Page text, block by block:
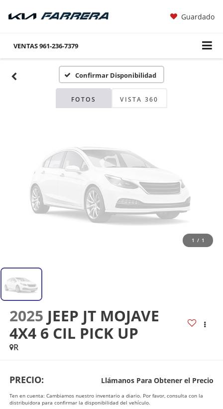
Guardado
VENTAS961-236-7379
Confirmar Disponibilidad
FOTOS VISTA 360
Fotos No
Disponibles
Por favor, revise luego
1 / 1
2025 JEEP JT MOJAVE
4X4 6 CIL PICK UP
R
PRECIO: Llámanos Para Obtener el Precio
Ten en cuenta: Cambiamos nuestro inventario a diario. Por favor, consulta con la
distribuidora para confirmar la disponibilidad del vehículo.